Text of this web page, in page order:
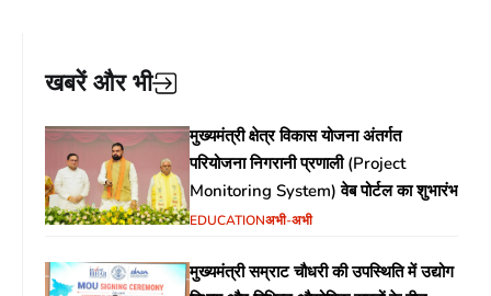
खबरें और भी
मुख्यमंत्री क्षेत्र विकास योजना अंतर्गत
परियोजना निगरानी प्रणाली (Project
Monitoring System) वेब पोर्टल का शुभारंभ
EDUCATIONअभी-अभी
मुख्यमंत्री सम्राट चौधरी की उपस्थिति में उद्योग